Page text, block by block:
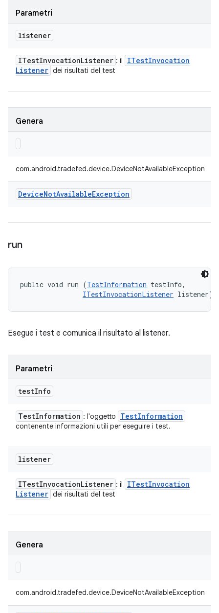
Parametri
listener
ITestInvocationListener : il ITestInvocation
Listener dei risultati del test
Genera
com.android.tradefed.device.DeviceNotAvailableException
DeviceNotAvailableException
run
public void run (TestInformation testInfo,
ITestInvocationListener listener)
Esegue i test e comunica il risultato al listener.
Parametri
testInfo
TestInformation : l'oggetto TestInformation
contenente informazioni utili per eseguire i test.
listener
ITestInvocationListener : il ITestInvocation
Listener dei risultati del test
Genera
com.android.tradefed.device.DeviceNotAvailableException